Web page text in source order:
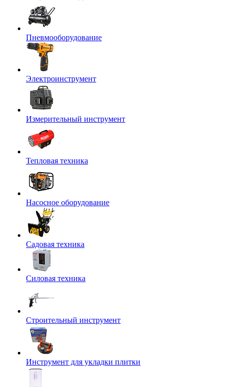
Пневмооборудование
Электроинструмент
Измерительный инструмент
Тепловая техника
Насосное оборудование
Садовая техника
Силовая техника
Строительный инструмент
Инструмент для укладки плитки